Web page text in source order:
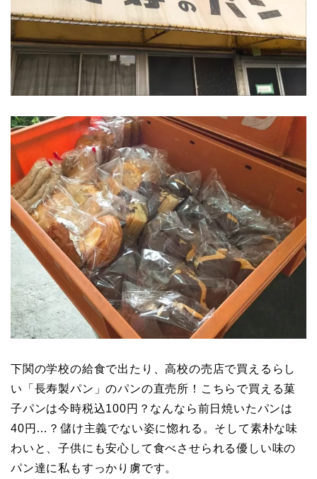
下関の学校の給食で出たり、高校の売店で買えるらし
い「長寿製パン」のパンの直売所！こちらで買える菓
子パンは今時税込100円？なんなら前日焼いたパンは
40円…？儲け主義でない姿に惚れる。そして素朴な味
わいと、子供にも安心して食べさせられる優しい味の
パン達に私もすっかり虜です。